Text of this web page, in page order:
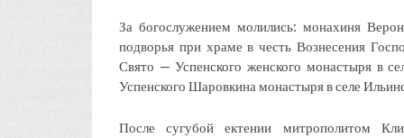
За богослужением молились: монахиня
подворья при храме в честь Вознесения
Свято — Успенского женского монастыря в
Успенского Шаровкина монастыря в селе
После сугубой ектении митрополитом